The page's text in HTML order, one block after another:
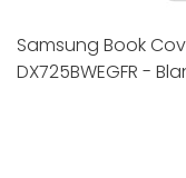
Samsung Book
DX725BWEGFR -